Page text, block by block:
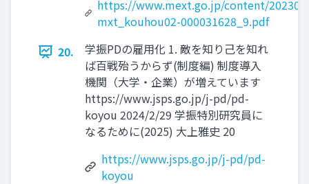
https://www.mext.go.jp/content/
mxt_kouhou02-000031628_9.pdf
20.
学振PDの雇用化 1. 敵を知り己を知れ
ば百戦殆うからず(制度編) 制度導入
機関（大学・企業）が増えています
https://www.jsps.go.jp/j-pd/pd-
koyou 2024/2/29 学振特別研究員に
なるために(2025) 大上雅史 20
https://www.jsps.go.jp/j-pd/pd-
koyou